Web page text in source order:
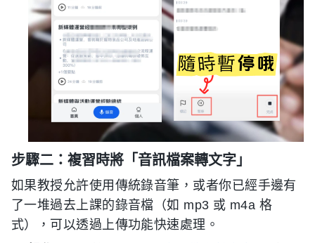
步驟二：複習時將「音訊檔案轉文字」
如果教授允許使用傳統錄音筆，或者你已經手邊有
了一堆過去上課的錄音檔（如 mp3 或 m4a 格
式），可以透過上傳功能快速處理。